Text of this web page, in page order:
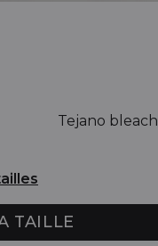
Tejano bleach
TAILLE